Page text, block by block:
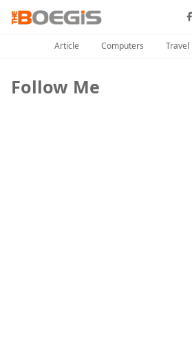
Article Computers Travel
Follow Me